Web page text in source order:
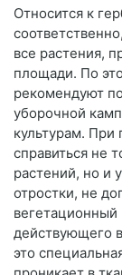
Относится к
все растения,
площади. По
рекомендуют
уборочной
культурам. При
справиться не
растений, но и
отростки, не
вегетационный
действующего
это